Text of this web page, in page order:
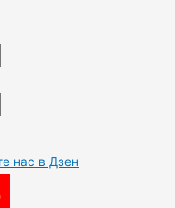
нас в Дзен